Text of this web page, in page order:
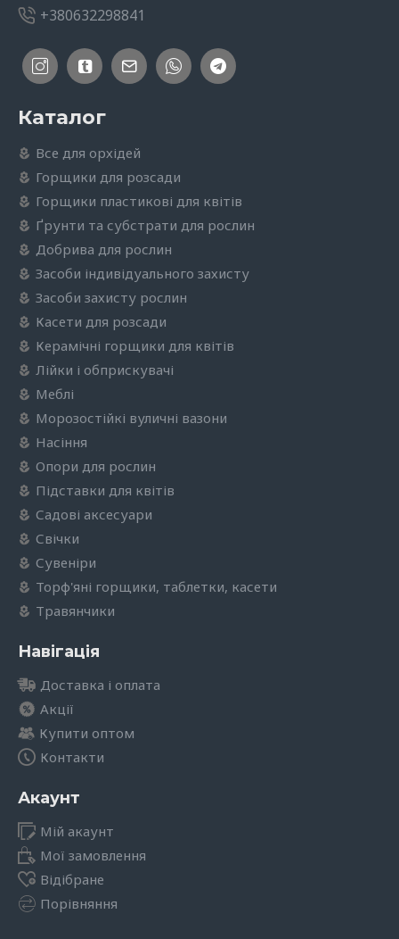
+380632298841
Каталог
Все для орхідей
Горщики для розсади
Горщики пластикові для квітів
Ґрунти та субстрати для рослин
Добрива для рослин
Засоби індивідуального захисту
Засоби захисту рослин
Касети для розсади
Керамічні горщики для квітів
Лійки і обприскувачі
Меблі
Морозостійкі вуличні вазони
Насіння
Опори для рослин
Підставки для квітів
Садові аксесуари
Свічки
Сувеніри
Торф'яні горщики, таблетки, касети
Травянчики
Навігація
Доставка і оплата
Акції
Купити оптом
Контакти
Акаунт
Мій акаунт
Мої замовлення
Відібране
Порівняння